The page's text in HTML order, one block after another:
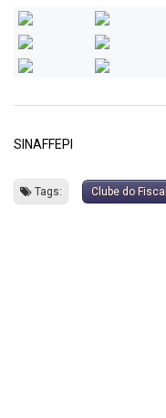
SINAFFEPI
Tags: Clube do Fiscal